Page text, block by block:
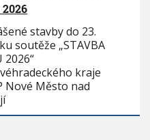
stavby do 23.
soutěže „STAVBA
2026“
kraje
Nové Město nad